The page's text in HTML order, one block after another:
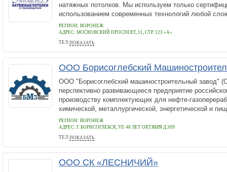
натяжных потолков. Мы используем только
использованием современных технологий любой
РЕГИОН: ВОРОНЕЖ
АДРЕС: МОСКОВСКИЙ ПРОСПЕКТ, 11, СТР. 123 «А»
ТЕЛ:ПОКАЗАТЬ
8 (473) 230 20 00
ООО Борисоглебский
ООО "Борисоглебский машиностроительный завод"
перспективно развивающееся предприятие
производству комплектующих для нефте-
химической, металлургической, энергетической и
РЕГИОН: ВОРОНЕЖ
АДРЕС: Г. БОРИСОГЛЕБСК, УЛ. 40 ЛЕТ ОКТЯБРЯ Д.309
ТЕЛ:ПОКАЗАТЬ
84735469818
ООО СК «ЛЕСНИЧИЙ»